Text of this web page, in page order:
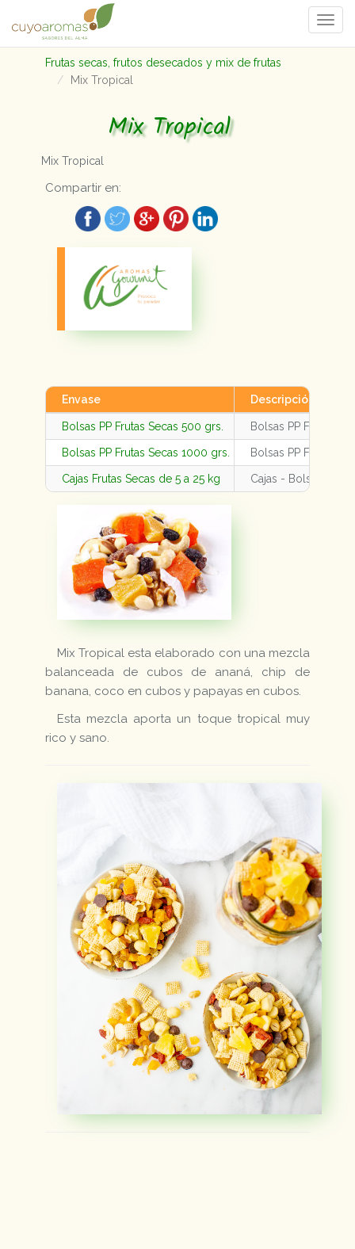
Frutas secas, frutos desecados y mix de frutas
Mix Tropical
Mix Tropical
Mix Tropical
Compartir en:
Envase Descripción
Bolsas PP Frutas Secas 500 grs. Bolsas PP Frutas
Bolsas PP Frutas Secas 1000 grs. Bolsas PP Frutas
Cajas Frutas Secas de 5 a 25 kg Cajas - Bolsas
Mix Tropical esta elaborado con una mezcla
balanceada de cubos de ananá, chip de
banana, coco en cubos y papayas en cubos.
Esta mezcla aporta un toque tropical muy
rico y sano.